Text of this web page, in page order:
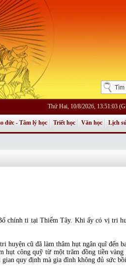
Thứ Hai, 10/8/2026, 13:51:03
đức - Tâm lý học Triết học Văn học Lịch
chính ti tại Thiểm Tây. Khi ấy có vị tri
cũ đã làm thâm hụt ngân quĩ đến
hụt công quỹ từ một trăm đồng tiền
quy định mà gia đình không đủ sức